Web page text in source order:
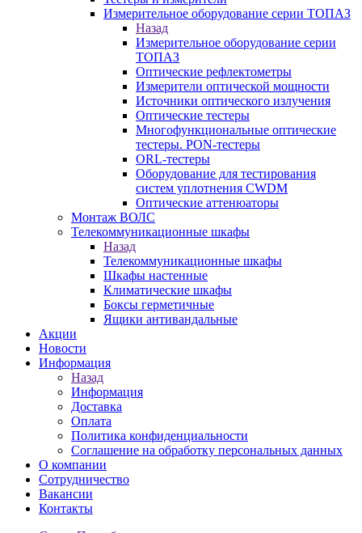
Измерительное оборудование серии ТОПАЗ
Назад
Измерительное оборудование серии
ТОПАЗ
Оптические рефлектометры
Измерители оптической мощности
Источники оптического излучения
Оптические тестеры
Многофункциональные оптические
тестеры. PON-тестеры
ORL-тестеры
Оборудование для тестирования
систем уплотнения CWDM
Оптические аттенюаторы
Монтаж ВОЛС
Телекоммуникационные шкафы
Назад
Телекоммуникационные шкафы
Шкафы настенные
Климатические шкафы
Боксы герметичные
Ящики антивандальные
Акции
Новости
Информация
Назад
Информация
Доставка
Оплата
Политика конфиденциальности
Соглашение на обработку персональных данных
О компании
Сотрудничество
Вакансии
Контакты